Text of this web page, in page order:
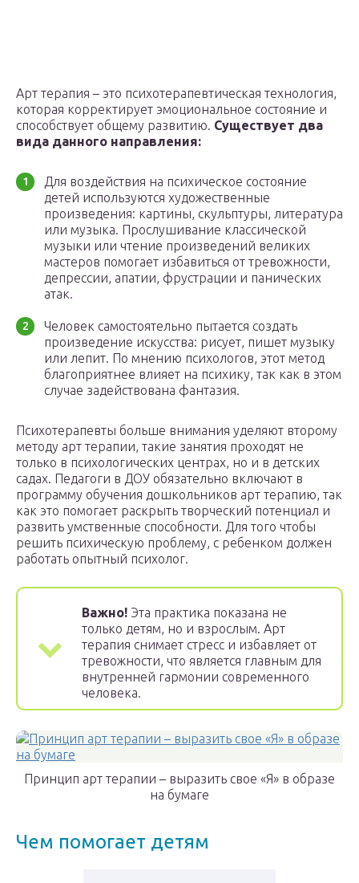
Арт терапия – это психотерапевтическая технология,
которая корректирует эмоциональное состояние и
способствует общему развитию. Существует два
вида данного направления:
Для воздействия на психическое состояние
детей используются художественные
произведения: картины, скульптуры, литература
или музыка. Прослушивание классической
музыки или чтение произведений великих
мастеров помогает избавиться от тревожности,
депрессии, апатии, фрустрации и панических
атак.
Человек самостоятельно пытается создать
произведение искусства: рисует, пишет музыку
или лепит. По мнению психологов, этот метод
благоприятнее влияет на психику, так как в этом
случае задействована фантазия.
Психотерапевты больше внимания уделяют второму
методу арт терапии, такие занятия проходят не
только в психологических центрах, но и в детских
садах. Педагоги в ДОУ обязательно включают в
программу обучения дошкольников арт терапию, так
как это помогает раскрыть творческий потенциал и
развить умственные способности. Для того чтобы
решить психическую проблему, с ребенком должен
работать опытный психолог.
Важно! Эта практика показана не
только детям, но и взрослым. Арт
терапия снимает стресс и избавляет от
тревожности, что является главным для
внутренней гармонии современного
человека.
Принцип арт терапии – выразить свое «Я» в образе
на бумаге
Чем помогает детям